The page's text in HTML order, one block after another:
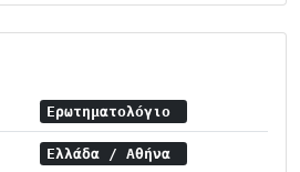
Ερωτηματολόγιο
Ελλάδα / Αθήνα